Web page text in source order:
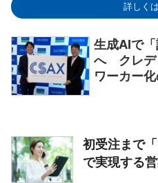
詳しく
生成AIで
へ クレデ
ワーカー
初受注まで
で実現する